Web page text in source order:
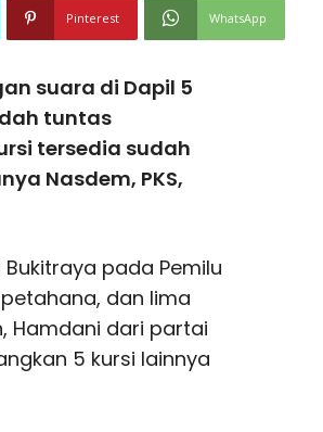
Pinterest WhatsApp
suara di Dapil 5
tuntas
tersedia sudah
Nasdem, PKS,
pada Pemilu
dan lima
Hamdani dari partai
5 kursi lainnya